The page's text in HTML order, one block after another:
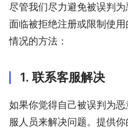
尽管我们尽力避免被误判
面临被拒绝注册或限制使
情况的方法：
1. 联系客服解决
如果你觉得自己被误判为
服人员来解决问题。提供